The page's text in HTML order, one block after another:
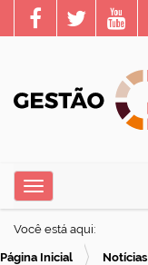
e
Toggle navigation
Você está aqui:
Página Inicial Notícias